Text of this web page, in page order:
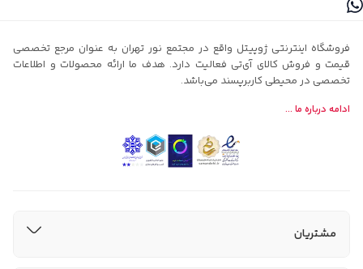
فروشگاه اینترنتی ژوپیتل واقع در مجتمع نور تهران به عنوان مرجع تخصصی
قیمت و فروش کالای آی‌تی فعالیت دارد. هدف ما ارائه محصولات و اطلاعات
تخصصی در محیطی کاربرپسند می‌باشد.
ادامه درباره ما ...
مشتریان